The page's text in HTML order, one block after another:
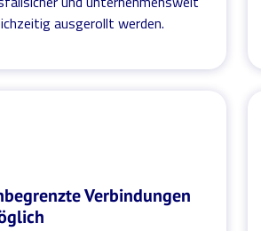
ausgerollt werden.
Verbindungen